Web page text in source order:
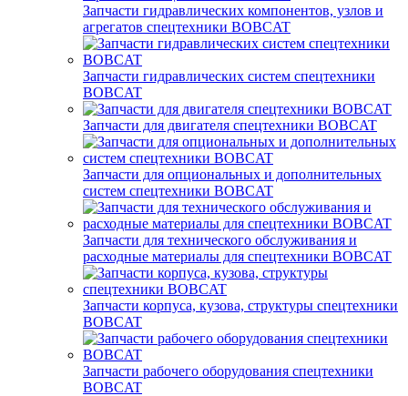
Запчасти гидравлических компонентов, узлов и
агрегатов спецтехники BOBCAT
Запчасти гидравлических систем спецтехники
BOBCAT
Запчасти для двигателя спецтехники BOBCAT
Запчасти для опциональных и дополнительных
систем спецтехники BOBCAT
Запчасти для технического обслуживания и
расходные материалы для спецтехники BOBCAT
Запчасти корпуса, кузова, структуры спецтехники
BOBCAT
Запчасти рабочего оборудования спецтехники
BOBCAT